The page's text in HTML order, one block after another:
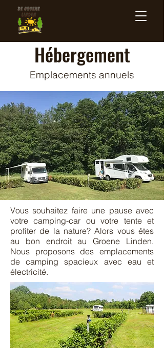
Hébergement
Emplacements annuels
Vous souhaitez faire une pause avec
votre camping-car ou votre tente et
profiter de la nature? Alors vous êtes
au bon endroit au Groene Linden.
Nous proposons des emplacements
de camping spacieux avec eau et
électricité.